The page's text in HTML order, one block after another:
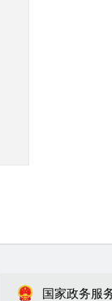
国家政务服